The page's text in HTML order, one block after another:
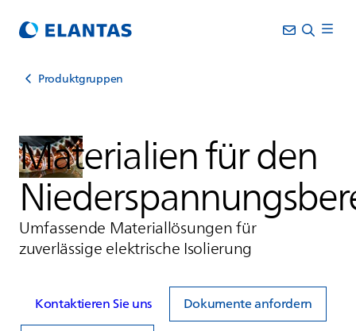
Produktgruppen
Materialien für den
Umfassende Materiallösungen für
zuverlässige elektrische Isolierung
Kontaktieren Sie uns
Dokumente anfordern